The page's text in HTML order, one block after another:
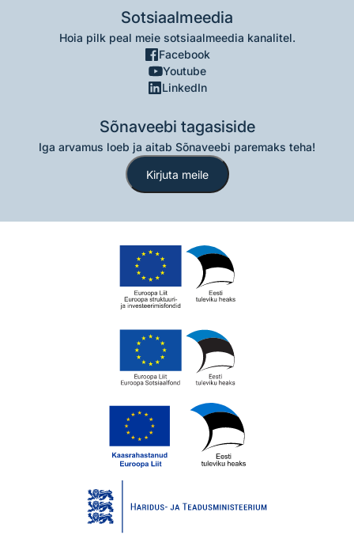
Sotsiaalmeedia
Hoia pilk peal meie sotsiaalmeedia kanalitel.
Facebook
Youtube
LinkedIn
Sõnaveebi tagasiside
Iga arvamus loeb ja aitab Sõnaveebi paremaks teha!
Kirjuta meile